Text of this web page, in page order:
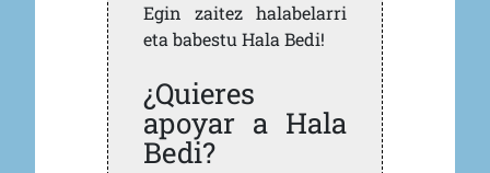
Egin zaitez halabelarri
eta babestu Hala Bedi!
¿Quieres
apoyar a Hala
Bedi?